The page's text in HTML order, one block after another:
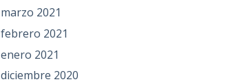
marzo 2021
febrero 2021
enero 2021
diciembre 2020